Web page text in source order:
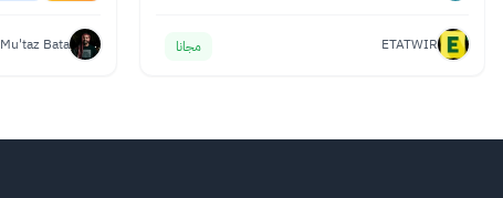
ETATWIR مجانا Mu'taz Bata